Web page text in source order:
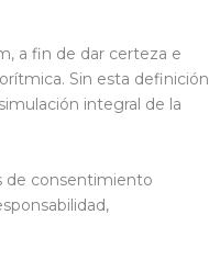
a fin de dar certeza e
Sin esta definición
integral de la
de consentimiento